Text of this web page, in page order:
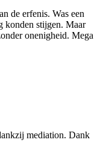
de erfenis. Was een
konden stijgen. Maar
onenigheid. Mega
mediation. Dank